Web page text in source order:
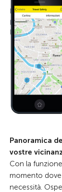
Panoramica
vostre
Con la
momento dove
necessità.